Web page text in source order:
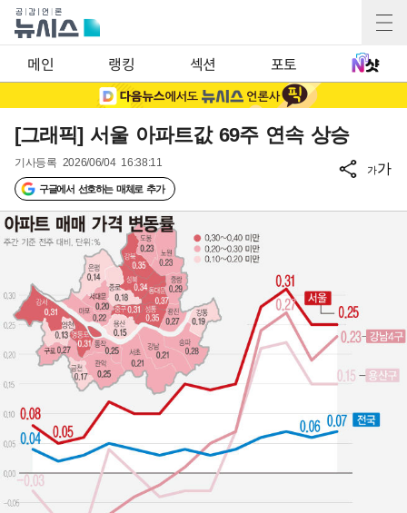
메인 랭킹 섹션 포토
[그래픽] 서울 아파트값 69주 연속 상승
기사등록 2026/06/04 16:38:11
구글에서 선호하는 매체로 추가
가가